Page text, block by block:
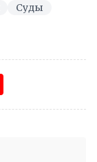
Суды